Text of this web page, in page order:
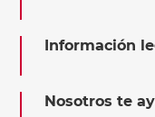
Información
Nosotros te